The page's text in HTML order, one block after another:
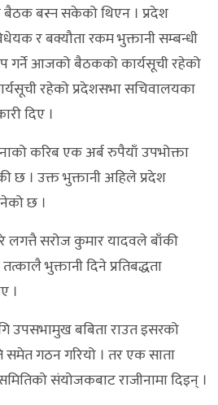
बस्न सकेको थिएन । प्रदेश
र बक्यौता रकम भुक्तानी सम्बन्धी
गर्ने आजको बैठकको कार्यसूची रहेको
रहेको प्रदेशसभा सचिवालयका
दिए ।
करिब एक अर्ब रुपैयाँ उपभोक्ता
छ । उक्त भुक्तानी अहिले प्रदेश
छ ।
लगत्तै सरोज कुमार यादवले बाँकी
भुक्तानी दिने प्रतिबद्धता
।
उपसभामुख बबिता राउत इसरको
गठन गरियो । तर एक साता
संयोजकबाट राजीनामा दिइन् ।